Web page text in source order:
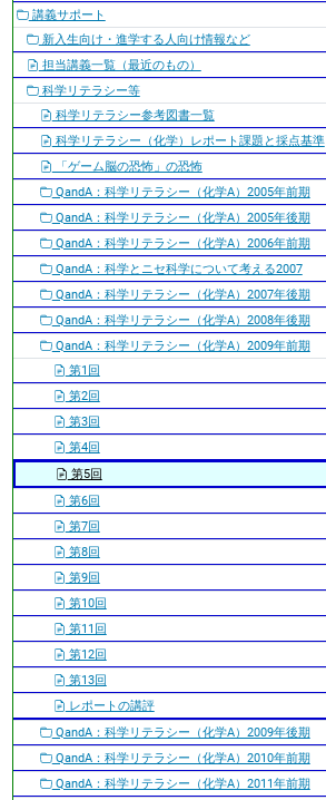
ビ
ゲ
ー
シ
ョ
ン
講義サポート
新入生向け・進学する人向け情報など
担当講義一覧（最近のもの）
科学リテラシー等
科学リテラシー参考図書一覧
科学リテラシー（化学）レポート課題と採点基準
「ゲーム脳の恐怖」の恐怖
QandA：科学リテラシー（化学A）2005年前期
QandA：科学リテラシー（化学A）2005年後期
QandA：科学リテラシー（化学A）2006年前期
QandA：科学とニセ科学について考える2007
QandA：科学リテラシー（化学A）2007年後期
QandA：科学リテラシー（化学A）2008年後期
QandA：科学リテラシー（化学A）2009年前期
第1回
第2回
第3回
第4回
第5回
第6回
第7回
第8回
第9回
第10回
第11回
第12回
第13回
レポートの講評
QandA：科学リテラシー（化学A）2009年後期
QandA：科学リテラシー（化学A）2010年前期
QandA：科学リテラシー（化学A）2011年前期